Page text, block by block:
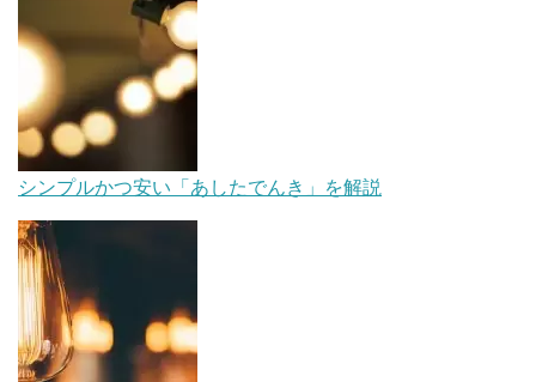
シンプルかつ安い「あしたでんき」を解説